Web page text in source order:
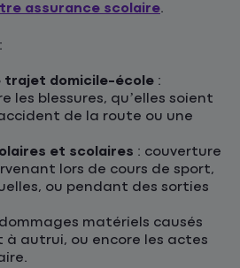
assurance scolaire.
trajet domicile-école :
les blessures, qu’elles soient
de la route ou une
et scolaires : couverture
lors de cours de sport,
ou pendant des sorties
matériels causés
autrui, ou encore les actes